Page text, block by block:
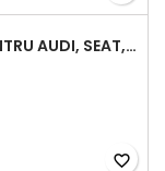
MIEZ TURBINĂ PENTRU AUDI, SEAT, SKODA ȘI VOLKSWAGEN - MOTORIZĂRI 2.0 TDI 103KW 140CP
favorite_border